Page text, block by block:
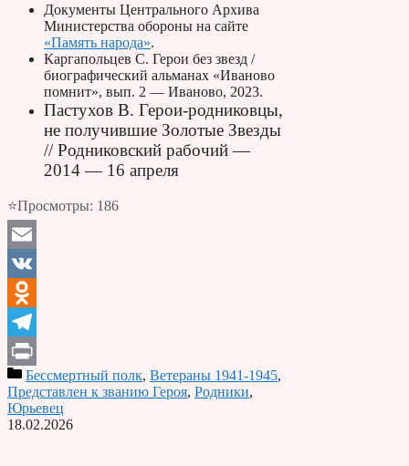
Документы Центрального Архива
Министерства обороны на сайте
«Память народа».
Каргапольцев С. Герои без звезд /
биографический альманах «Иваново
помнит», вып. 2 — Иваново, 2023.
Пастухов В. Герои-родниковцы,
не получившие Золотые Звезды
// Родниковский рабочий —
2014 — 16 апреля
⭐Просмотры: 186
Email
VK
Odnoklassniki
Telegram
PrintБессмертный полк, Ветераны 1941-1945,
Представлен к званию Героя, Родники,
Юрьевец
18.02.2026